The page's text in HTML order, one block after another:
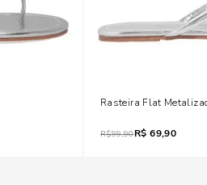
Rasteira Flat
R$99,90R$ 69,90